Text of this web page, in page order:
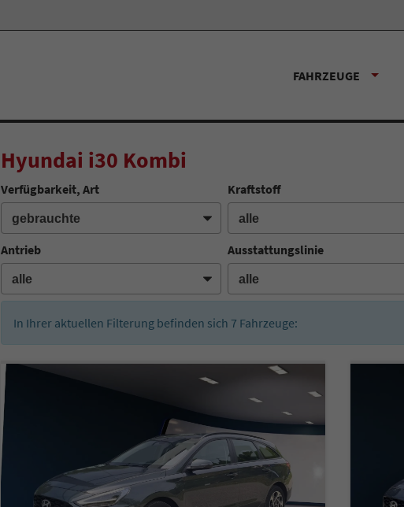
FAHRZEUGE
Hyundai i30 Kombi
Verfügbarkeit, Art Kraftstoff
Antrieb Ausstattungslinie
In Ihrer aktuellen Filterung befinden sich 7 Fahrzeuge: